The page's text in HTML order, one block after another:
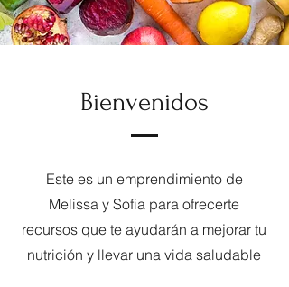
Bienvenidos
Este es un emprendimiento de
Melissa y Sofia para ofrecerte
recursos que te ayudarán a mejorar tu
nutrición y llevar una vida saludable